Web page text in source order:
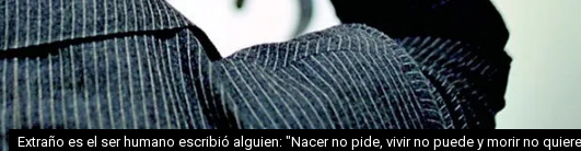
Extraño es el ser humano escribió alguien: "Nacer no pide, vivir no puede y morir no